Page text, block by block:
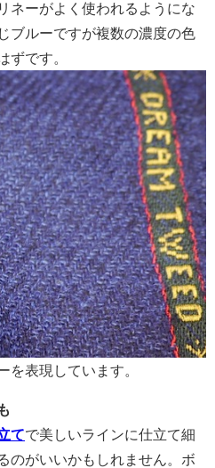
ネーがよく使われるようにな
ブルーですが複数の濃度の色
ずです。
を表現しています。
てで美しいラインに仕立て細
のがいいかもしれません。ボ